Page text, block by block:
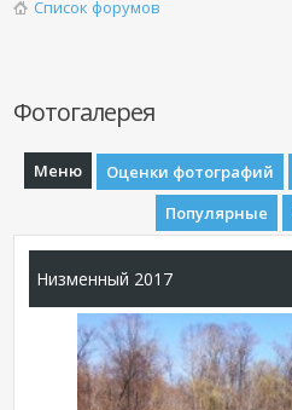
Список форумов
Фотогалерея
Меню Оценки фотографий
Популярные
Низменный 2017